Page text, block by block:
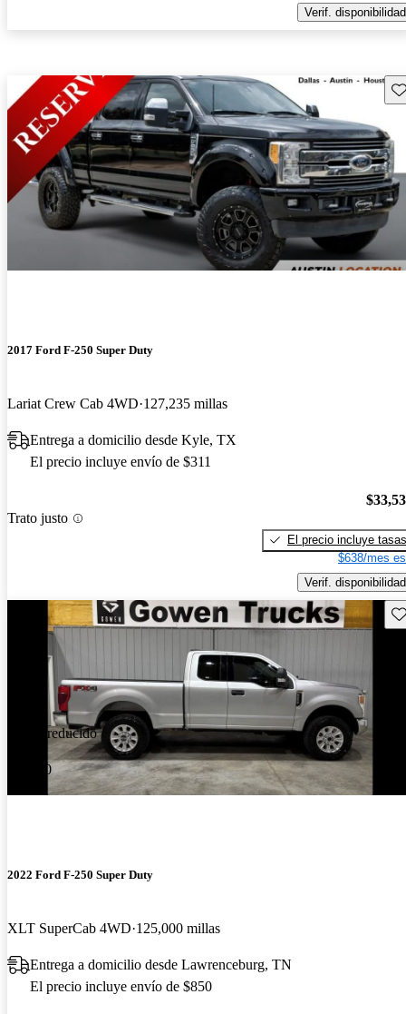
Verif. disponibilidad
2017 Ford F-250 Super Duty
Lariat Crew Cab 4WD 127,235 millas
Entrega a domicilio desde Kyle, TX
El precio incluye envío de $311
Trato justo
El precio incluye tasas
$638/mes
Verif. disponibilidad
Precio reducido
-$1,000
2022 Ford F-250 Super Duty
XLT SuperCab 4WD 125,000 millas
Entrega a domicilio desde Lawrenceburg, TN
El precio incluye envío de $850